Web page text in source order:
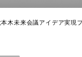
本木未来会議アイデア実現